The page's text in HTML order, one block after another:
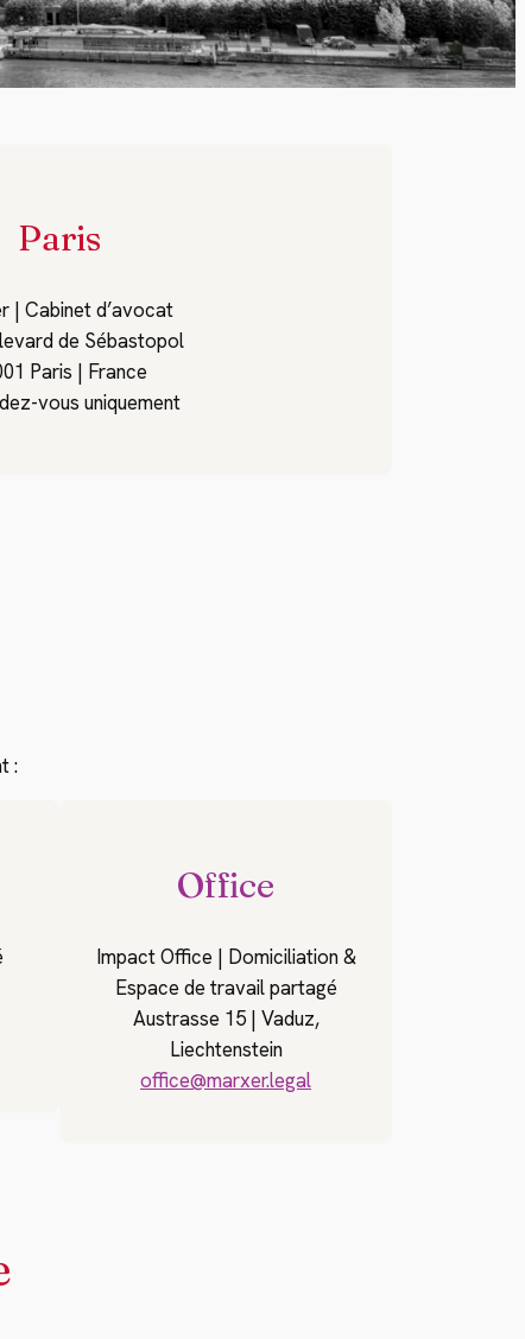
Paris
| Cabinet d’avocat
de Sébastopol
Paris | France
vous uniquement
:
Office
Impact Office | Domiciliation &
Espace de travail partagé
Austrasse 15 | Vaduz,
Liechtenstein
office@marxer.legal